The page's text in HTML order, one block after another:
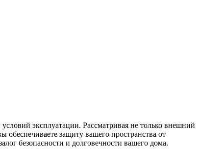
эксплуатации. Рассматривая не только внешний
защиту вашего пространства от
безопасности и долговечности вашего дома.